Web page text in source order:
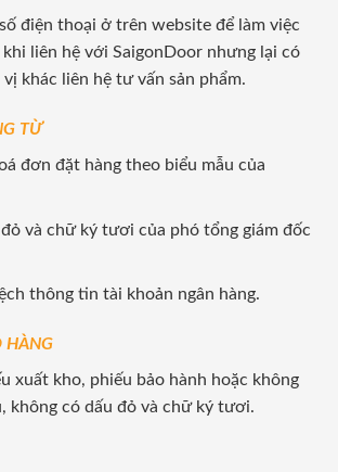
điện thoại ở trên website để làm việc
khi liên hệ với SaigonDoor nhưng lại có
khác liên hệ tư vấn sản phẩm.
TỪ
đơn đặt hàng theo biểu mẫu của
và chữ ký tươi của phó tổng giám đốc
thông tin tài khoản ngân hàng.
HÀNG
xuất kho, phiếu bảo hành hoặc không
không có dấu đỏ và chữ ký tươi.